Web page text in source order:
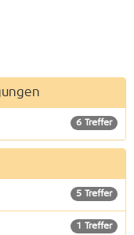
6 Treffer
5 Treffer
1 Treffer